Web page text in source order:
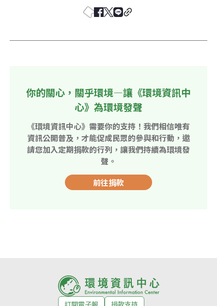
你的關心，關乎環境—讓《環境資訊中
心》為環境發聲
《環境資訊中心》需要你的支持！我們相信唯有
資訊公開普及，才能促成民眾的參與和行動，邀
請您加入定期捐款的行列，讓我們持續為環境發
聲。
前往捐款